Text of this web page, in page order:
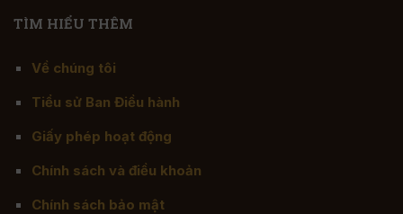
TÌM HIỂU THÊM
Về chúng tôi
Tiểu sử Ban Điều hành
Giấy phép hoạt động
Chính sách và điều khoản
Chính sách bảo mật